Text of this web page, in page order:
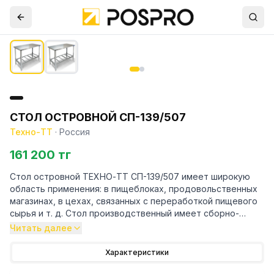
СТОЛ ОСТРОВНОЙ СП-139/507
Техно-ТТ · Россия
161 200 тг
Стол островной ТЕХНО-ТТ СП-139/507 имеет широкую
область применения: в пищеблоках, продовольственных
магазинах, в цехах, связанных с переработкой пищевого
сырья и т. д. Стол производственный имеет сборно-
разборную конструкцию. Он состоит из столешницы и
Столы без борта устанавливаются в центре кухонного
Читать далее
Характеристики